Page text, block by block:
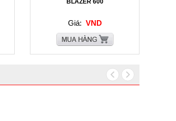
Giá: VND